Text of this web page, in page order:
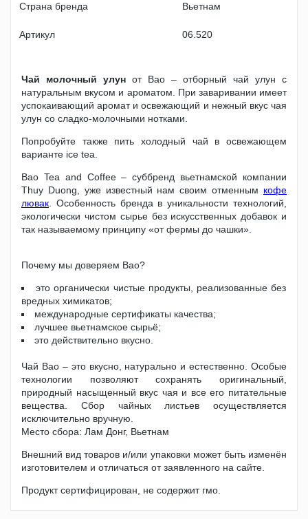
Страна бренда Вьетнам
Артикул 06.520
Чай молочный улун от Bao – отборный чай улун с
натуральным вкусом и ароматом. При заваривании имеет
успокаивающий аромат и освежающий и нежный вкус чая
улун со сладко-молочными нотками.
Попробуйте также пить холодный чай в освежающем
варианте ice tea.
Bao Tea and Coffee – суббренд вьетнамской компании
Thuy Duong, уже известный нам своим отменным кофе
лювак . Особенность бренда в уникальности технологий,
экологически чистом сырье без искусственных добавок и
так называемому принципу «от фермы до чашки».
Почему мы доверяем Bao?
это органически чистые продукты, реализованные без
вредных химикатов;
международные сертификаты качества;
лучшее вьетнамское сырьё;
это действительно вкусно.
Чай Bao – это вкусно, натурально и естественно. Особые
технологии позволяют сохранять оригинальный,
природный насыщенный вкус чая и все его питательные
вещества. Сбор чайных листьев осуществляется
исключительно вручную.
Место сбора: Лам Донг, Вьетнам
Внешний вид товаров и/или упаковки может быть изменён
изготовителем и отличаться от заявленного на сайте.
Продукт сертифицирован, не содержит гмо.